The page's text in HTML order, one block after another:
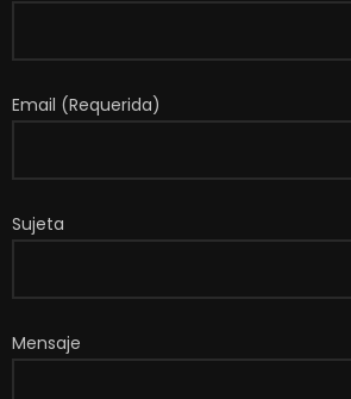
Email (Requerida)
Sujeta
Mensaje